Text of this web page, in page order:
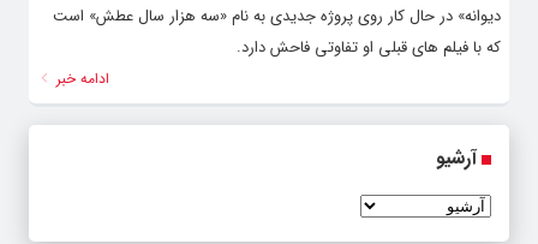
دیوانه» در حال کار روی پروژه جدیدی به نام «سه هزار سال عطش» است
که با فیلم های قبلی او تفاوتی فاحش دارد.
ادامه خبر
آرشیو